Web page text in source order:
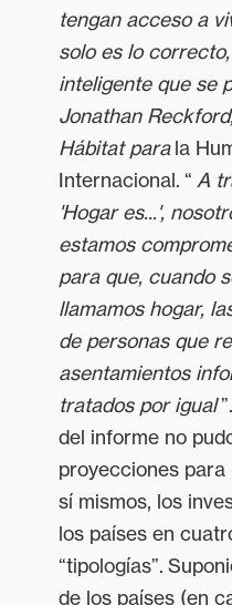
tengan acceso a
solo es lo
inteligente que se
Jonathan
Hábitat parala
Internacional. “ A
'Hogar es...',
estamos
para que, cuando
llamamos hogar,
de personas que
asentamientos
tratados por igual
del informe no
proyecciones
sí mismos, los
los países en
“tipologías”.
de los países (en